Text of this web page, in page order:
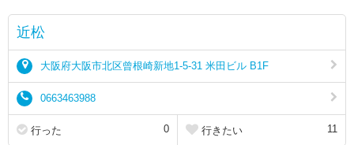
近松
大阪府大阪市北区曾根崎新地1-5-31 米田ビル B1F
0663463988
行った 0 行きたい 11